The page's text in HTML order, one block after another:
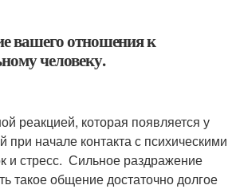
вашего отношения к
человеку.
реакцией, которая появляется у
начале контакта с психическими
и стресс. Сильное раздражение
такое общение достаточно долгое